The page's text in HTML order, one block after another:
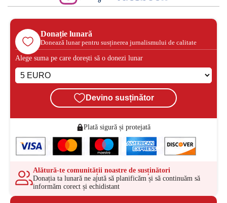
Donație lunară
Donează lunar pentru susținerea jurnalismului de calitate
Alege suma pe care dorești să o donezi lunar
Devino susținător
Plată sigură și protejată
Alătură-te comunității noastre de susținători
Donația ta lunară ne ajută să planificăm și să continuăm să
informăm corect și echidistant